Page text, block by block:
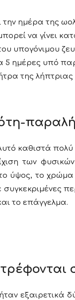
ημέρα της
να γίνει
υπογόνιμου
5 ημέρες υπό
της
καθιστά πολύ
των
ύψος, το χρώμα
το επάγγελμα.
εξαιρετικά